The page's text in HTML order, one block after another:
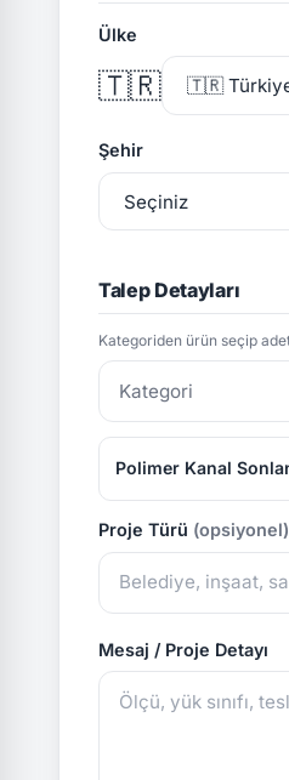
Ülke
🇹🇷
Şehir
Talep Detayları
Kategoriden ürün seçip
Kategori
Polimer Kanal
Proje Türü (opsiyonel)
Mesaj / Proje Detayı